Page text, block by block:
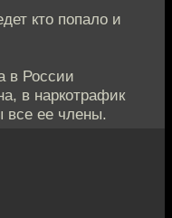
кто попало и
в России
в наркотрафик
все ее члены.